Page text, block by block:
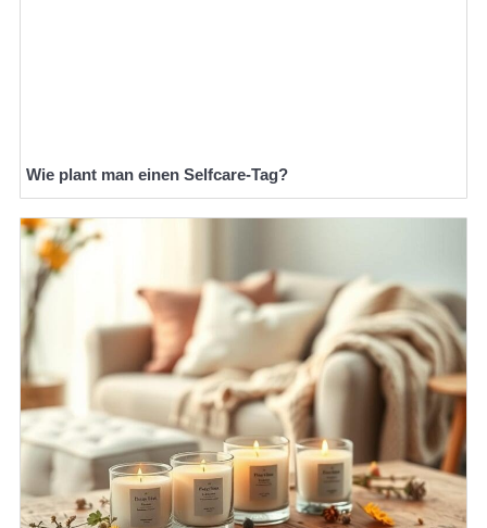
Wie plant man einen Selfcare-Tag?